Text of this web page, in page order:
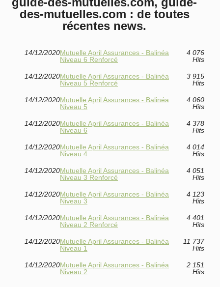
des-mutuelles.com : de toutes
récentes news.
14/12/2020Mutuelle April Assurances - Balinéa
Niveau 6 Renforcé
4 076
Hits
14/12/2020Mutuelle April Assurances - Balinéa
Niveau 5 Renforcé
3 915
Hits
14/12/2020Mutuelle April Assurances - Balinéa
Niveau 5
4 060
Hits
14/12/2020Mutuelle April Assurances - Balinéa
Niveau 6
4 378
Hits
14/12/2020Mutuelle April Assurances - Balinéa
Niveau 4
4 014
Hits
14/12/2020Mutuelle April Assurances - Balinéa
Niveau 3 Renforcé
4 051
Hits
14/12/2020Mutuelle April Assurances - Balinéa
Niveau 3
4 123
Hits
14/12/2020Mutuelle April Assurances - Balinéa
Niveau 2 Renforcé
4 401
Hits
14/12/2020Mutuelle April Assurances - Balinéa
Niveau 1
11 737
Hits
14/12/2020Mutuelle April Assurances - Balinéa
Niveau 2
2 151
Hits